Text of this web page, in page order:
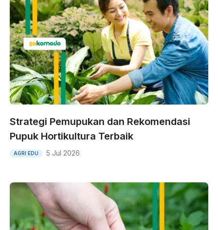
Strategi Pemupukan dan Rekomendasi
Pupuk Hortikultura Terbaik
AGRI EDU 5 Jul 2026